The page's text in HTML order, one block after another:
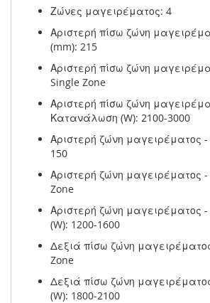
Ζώνες μαγειρέματος: 4
Αριστερή πίσω ζώνη
(mm): 215
Αριστερή πίσω ζώνη
Single Zone
Αριστερή πίσω ζώνη
Κατανάλωση (W): 2100-3000
Αριστερή ζώνη μαγειρέματος
150
Αριστερή ζώνη μαγειρέματος
Zone
Αριστερή ζώνη μαγειρέματος
(W): 1200-1600
Δεξιά πίσω ζώνη
Zone
Δεξιά πίσω ζώνη
(W): 1800-2100